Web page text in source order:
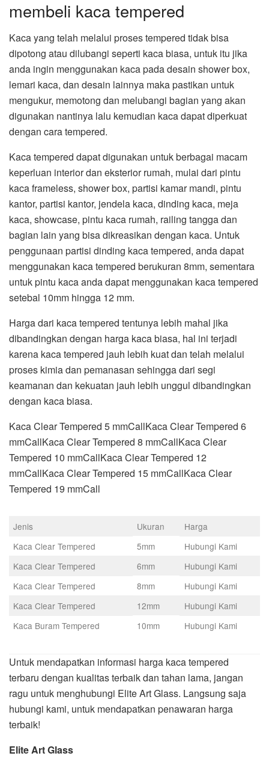
membeli kaca tempered
Kaca yang telah melalui proses tempered tidak bisa
dipotong atau dilubangi seperti kaca biasa, untuk itu jika
anda ingin menggunakan kaca pada desain shower box,
lemari kaca, dan desain lainnya maka pastikan untuk
mengukur, memotong dan melubangi bagian yang akan
digunakan nantinya lalu kemudian kaca dapat diperkuat
dengan cara tempered.
Kaca tempered dapat digunakan untuk berbagai macam
keperluan interior dan eksterior rumah, mulai dari pintu
kaca frameless, shower box, partisi kamar mandi, pintu
kantor, partisi kantor, jendela kaca, dinding kaca, meja
kaca, showcase, pintu kaca rumah, railing tangga dan
bagian lain yang bisa dikreasikan dengan kaca. Untuk
penggunaan partisi dinding kaca tempered, anda dapat
menggunakan kaca tempered berukuran 8mm, sementara
untuk pintu kaca anda dapat menggunakan kaca tempered
setebal 10mm hingga 12 mm.
Harga dari kaca tempered tentunya lebih mahal jika
dibandingkan dengan harga kaca biasa, hal ini terjadi
karena kaca tempered jauh lebih kuat dan telah melalui
proses kimia dan pemanasan sehingga dari segi
keamanan dan kekuatan jauh lebih unggul dibandingkan
dengan kaca biasa.
Kaca Clear Tempered 5 mmCallKaca Clear Tempered 6
mmCallKaca Clear Tempered 8 mmCallKaca Clear
Tempered 10 mmCallKaca Clear Tempered 12
mmCallKaca Clear Tempered 15 mmCallKaca Clear
Tempered 19 mmCall
Jenis Ukuran
Harga
Kaca Clear Tempered
5mm
Hubungi Kami
Kaca Clear Tempered
6mm
Hubungi Kami
Kaca Clear Tempered
8mm
Hubungi Kami
Kaca Clear Tempered
12mm
Hubungi Kami
Kaca Buram Tempered
10mm Hubungi Kami
Untuk mendapatkan informasi harga kaca tempered
terbaru dengan kualitas terbaik dan tahan lama, jangan
ragu untuk menghubungi Elite Art Glass. Langsung saja
hubungi kami, untuk mendapatkan penawaran harga
terbaik!
Elite Art Glass